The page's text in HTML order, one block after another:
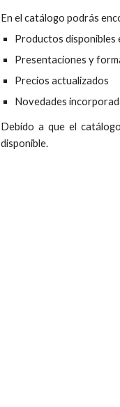
En el catálogo podrás
Productos disponibles
Presentaciones y
Precios actualizados
Novedades
Debido a que el
disponible.